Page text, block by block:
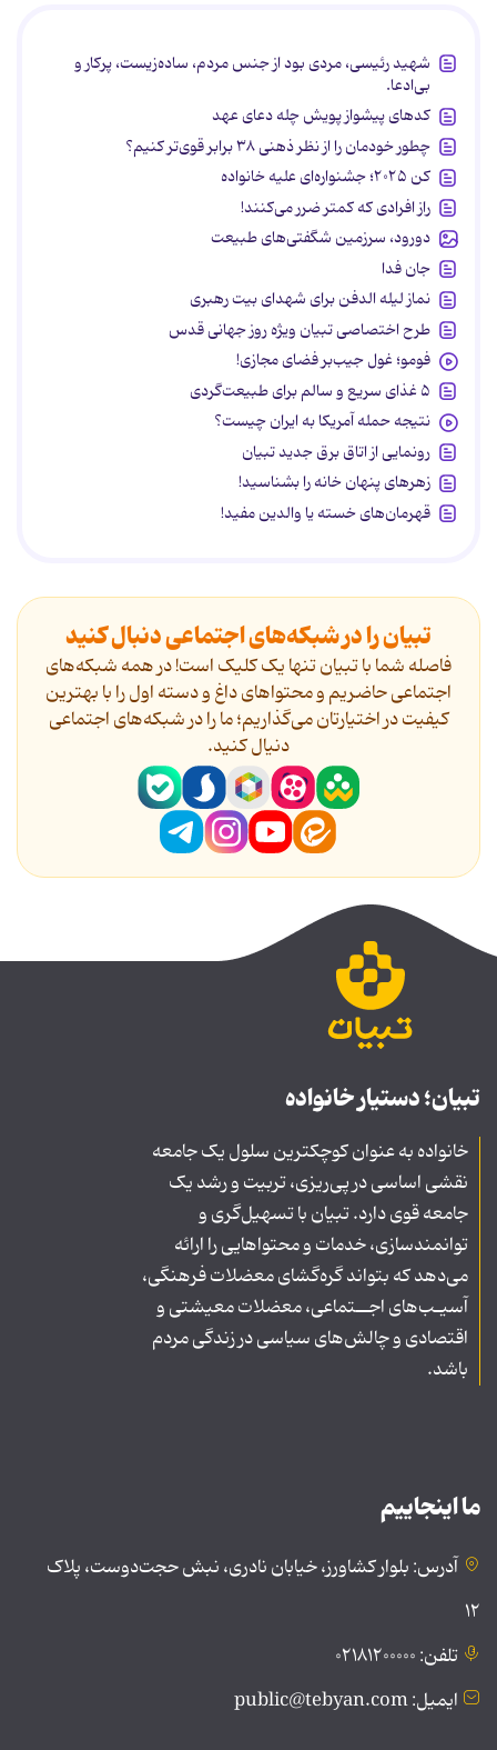
شهید رئیسی، مردی بود از جنس مردم، ساده‌زیست، پرکار و
بی‌ادعا.
کدهای پیشواز پویش چله دعای عهد
چطور خودمان را از نظر ذهنی ۳۸ برابر قوی‌تر کنیم؟
کن ۲۰۲۵؛ جشنواره‌ای علیه خانواده
راز افرادی که کمتر ضرر می‌کنند!
دورود، سرزمین شگفتی‌های طبیعت
جان فدا
نماز لیله الدفن برای شهدای بیت رهبری
طرح اختصاصی تبیان ویژه روز جهانی قدس
فومو؛ غول جیب‌بر فضای مجازی!
۵ غذای سریع و سالم برای طبیعت‌گردی
نتیجه حمله آمریکا به ایران چیست؟
رونمایی از اتاق برق جدید تبیان
زهرهای پنهان خانه را بشناسید!
قهرمان‌های خسته یا والدین مفید!
تبیان را در شبکه‌های اجتماعی دنبال کنید
فاصله شما با تبیان تنها یک کلیک است! در همه شبکه‌های
اجتماعی حاضریم و محتواهای داغ و دسته اول را با بهترین
کیفیت در اختیارتان می‌گذاریم؛ ما را در شبکه‌های اجتماعی
دنیال کنید.
تبیان؛ دستیار خانواده
خانواده به عنوان کوچکترین سلول یک جامعه
نقشی اساسی در پی‌ریزی، تربیت و رشد یک
جامعه قوی دارد. تبیان با تسهیل‌گری و
توانمندسازی، خدمات و محتواهایی را ارائه
می‌دهد که بتواند گره‌گشای معضلات فرهنگی،
آسیـب‌های اجــتماعی، معضلات معیشتی و
اقتصادی و چالش‌های سیاسی در زندگی مردم
باشد.
ما اینجاییم
آدرس: بلوار کشاورز، خیابان نادری، نبش حجت‌دوست، پلاک
۱۲
تلفن: ۰۲۱۸۱۲۰۰۰۰۰
ایمیل: public@tebyan.com